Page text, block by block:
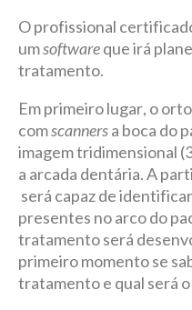
O profissional
umsoftwareque irá
tratamento.
Em primeiro lugar, o
comscannersa boca do
imagem tridimensional
a arcada dentária. A
será capaz de
presentes no arco do
tratamento será
primeiro momento se
tratamento e qual será